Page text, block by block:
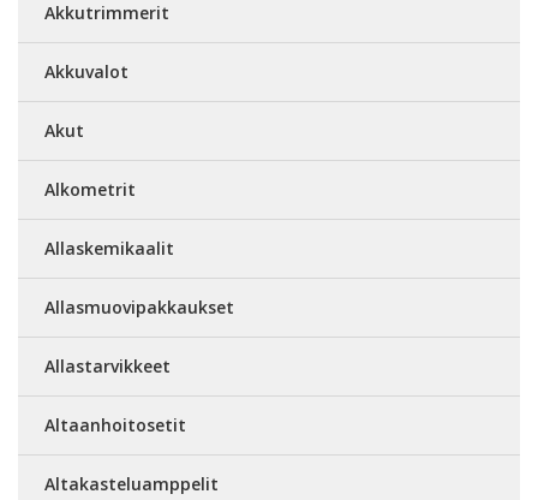
Akkutrimmerit
Akkuvalot
Akut
Alkometrit
Allaskemikaalit
Allasmuovipakkaukset
Allastarvikkeet
Altaanhoitosetit
Altakasteluamppelit